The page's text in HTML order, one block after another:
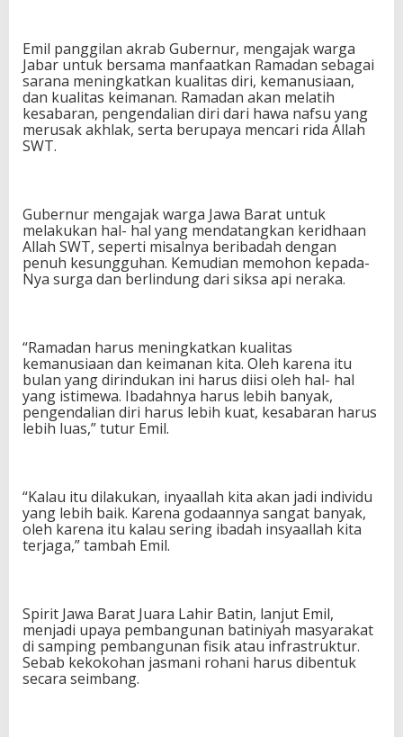
Emil panggilan akrab Gubernur, mengajak warga
Jabar untuk bersama manfaatkan Ramadan sebagai
sarana meningkatkan kualitas diri, kemanusiaan,
dan kualitas keimanan. Ramadan akan melatih
kesabaran, pengendalian diri dari hawa nafsu yang
merusak akhlak, serta berupaya mencari rida Allah
SWT.
Gubernur mengajak warga Jawa Barat untuk
melakukan hal- hal yang mendatangkan keridhaan
Allah SWT, seperti misalnya beribadah dengan
penuh kesungguhan. Kemudian memohon kepada-
Nya surga dan berlindung dari siksa api neraka.
“Ramadan harus meningkatkan kualitas
kemanusiaan dan keimanan kita. Oleh karena itu
bulan yang dirindukan ini harus diisi oleh hal- hal
yang istimewa. Ibadahnya harus lebih banyak,
pengendalian diri harus lebih kuat, kesabaran harus
lebih luas,” tutur Emil.
“Kalau itu dilakukan, inyaallah kita akan jadi individu
yang lebih baik. Karena godaannya sangat banyak,
oleh karena itu kalau sering ibadah insyaallah kita
terjaga,” tambah Emil.
Spirit Jawa Barat Juara Lahir Batin, lanjut Emil,
menjadi upaya pembangunan batiniyah masyarakat
di samping pembangunan fisik atau infrastruktur.
Sebab kekokohan jasmani rohani harus dibentuk
secara seimbang.